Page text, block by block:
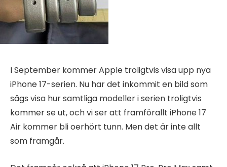
I September kommer Apple troligtvis visa upp nya
iPhone 17-serien. Nu har det inkommit en bild som
sägs visa hur samtliga modeller i serien troligtvis
kommer se ut, och vi ser att framförallt iPhone 17
Air kommer bli oerhört tunn. Men det är inte allt
som framgår.